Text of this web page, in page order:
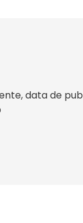
data de